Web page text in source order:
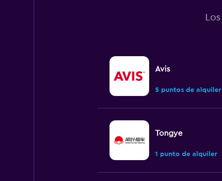
Avis
5 puntos de alquiler
Tongye
1 punto de alquiler